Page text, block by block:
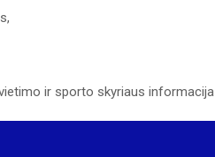
ir sporto skyriaus informacija